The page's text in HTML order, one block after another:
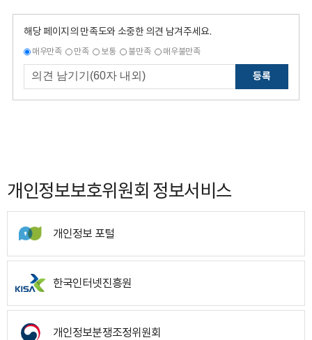
해당 페이지의 만족도와 소중한 의견 남겨주세요.
매우만족 만족 보통 불만족 매우불만족
등록
개인정보보호위원회 정보서비스
개인정보 포털
한국인터넷진흥원
개인정보분쟁조정위원회